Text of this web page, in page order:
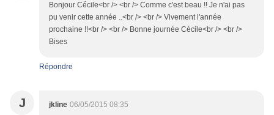
Bonjour Cécile<br /> <br /> Comme c'est beau !! Je n'ai pas
pu venir cette année ..<br /> <br /> Vivement l'année
prochaine !!<br /> <br /> Bonne journée Cécile<br /> <br />
Bises
Répondre
J jkline 06/05/2015 08:35